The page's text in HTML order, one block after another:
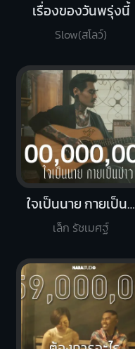
เรื่องของวันพรุ่งนี้
Slow(สโลว์)
ใจเป็นนาย กายเป็นบ่าว
เล็ก รัชเมศฐ์